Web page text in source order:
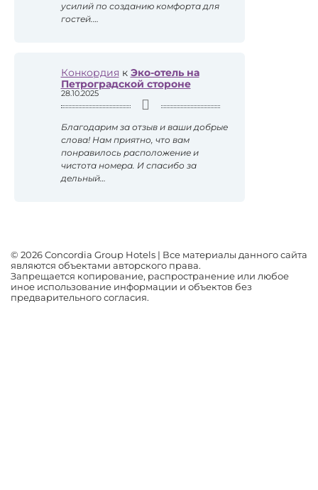
усилий по созданию комфорта для
гостей.…
Конкордия к Эко-отель на
Петроградской стороне
28.10.2025
Благодарим за отзыв и ваши добрые
слова! Нам приятно, что вам
понравилось расположение и
чистота номера. И спасибо за
дельный…
© 2026 Concordia Group Hotels | Все материалы данного сайта
являются объектами авторского права.
Запрещается копирование, распространение или любое
иное использование информации и объектов без
предварительного согласия.